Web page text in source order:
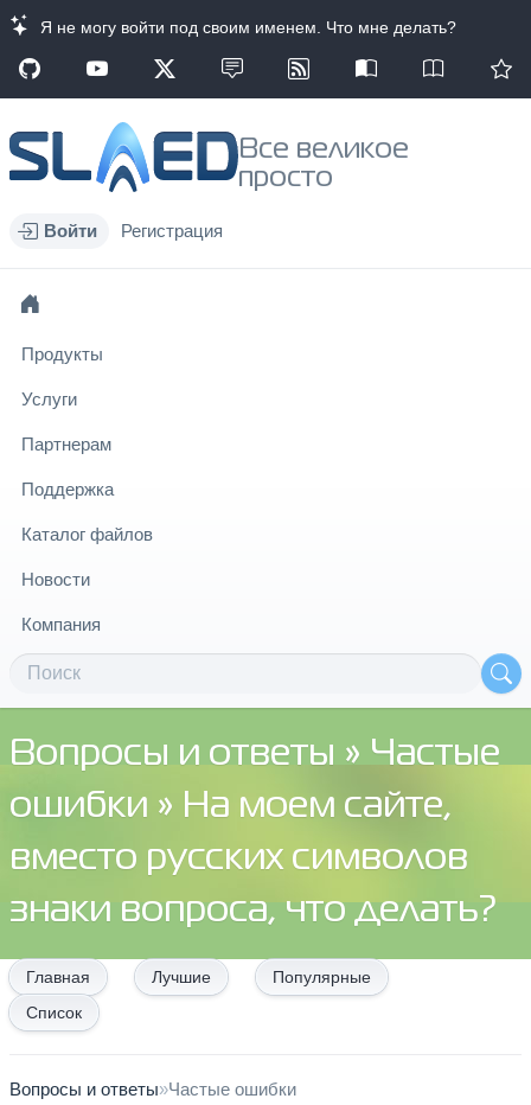
Я не могу войти под своим именем. Что мне делать?
Все великое
просто
Войти Регистрация
Продукты
Услуги
Партнерам
Поддержка
Каталог файлов
Новости
Компания
Вопросы и ответы » Частые
ошибки » На моем сайте,
вместо русских символов
знаки вопроса, что делать?
Главная Лучшие
Популярные
Список
Вопросы и ответы»Частые ошибки